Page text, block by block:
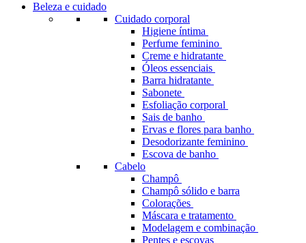
Beleza e cuidado
Cuidado corporal
Higiene íntima
Perfume feminino
Creme e hidratante
Óleos essenciais
Barra hidratante
Sabonete
Esfoliação corporal
Sais de banho
Ervas e flores para banho
Desodorizante feminino
Escova de banho
Cabelo
Champô
Champô sólido e barra
Colorações
Máscara e tratamento
Modelagem e combinação
Pentes e escovas